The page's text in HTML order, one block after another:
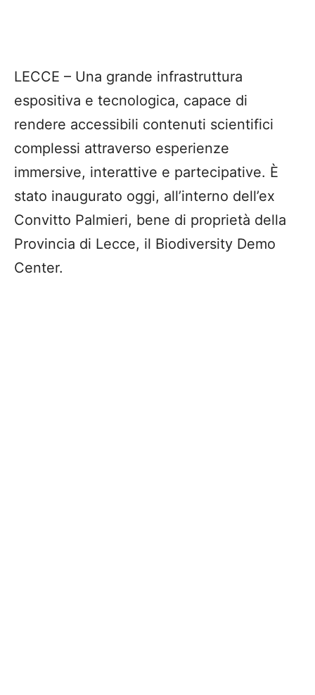
LECCE – Una grande infrastruttura
espositiva e tecnologica, capace di
rendere accessibili contenuti scientifici
complessi attraverso esperienze
immersive, interattive e partecipative. È
stato inaugurato oggi, all’interno dell’ex
Convitto Palmieri, bene di proprietà della
Provincia di Lecce, il Biodiversity Demo
Center.